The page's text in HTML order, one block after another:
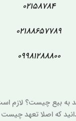
02158784
02188657789
09981288800
به بیع چیست؟ لازم
که اصلا تعهد